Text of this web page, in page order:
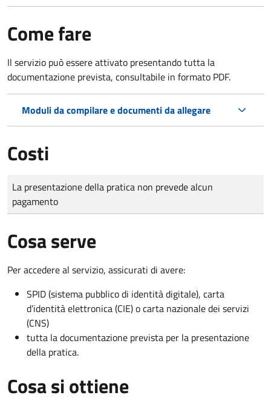
Come fare
Il servizio può essere attivato presentando tutta la
documentazione prevista, consultabile in formato PDF.
Moduli da compilare e documenti da allegare
Costi
Tipo di pagamento
Importo
La presentazione della pratica non prevede alcun
pagamento
Cosa serve
Per accedere al servizio, assicurati di avere:
SPID (sistema pubblico di identità digitale), carta
d’identità elettronica (CIE) o carta nazionale dei servizi
(CNS)
tutta la documentazione prevista per la presentazione
della pratica.
Cosa si ottiene